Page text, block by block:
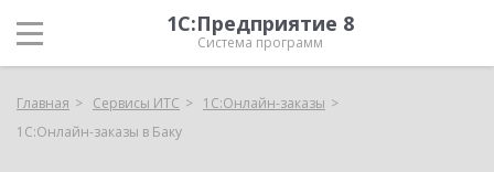
1С:Предприятие 8
Система программ
Главная Сервисы ИТС
1С:Онлайн-заказы
1С:Онлайн-заказы в Баку